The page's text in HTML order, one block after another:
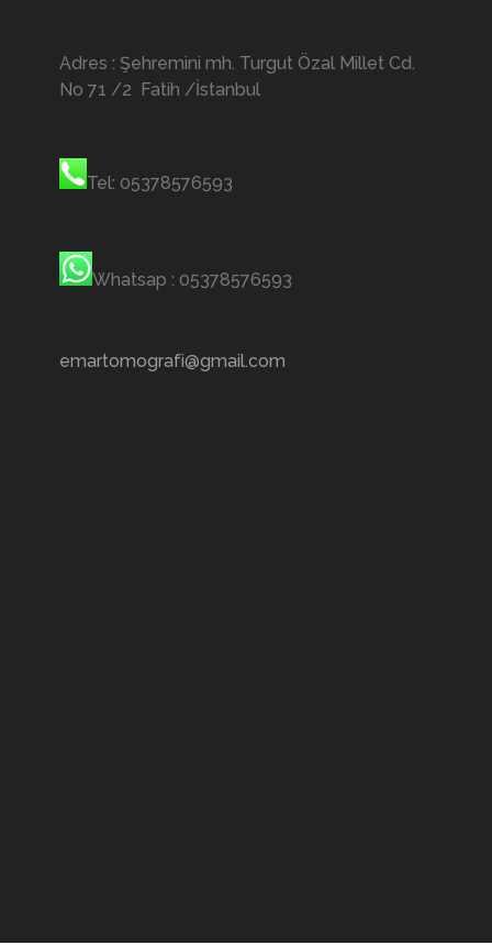
Adres : Şehremini mh. Turgut Özal Millet Cd.
No 71 /2 Fatih /İstanbul
Tel: 05378576593
Whatsap : 05378576593
emartomografi@gmail.com